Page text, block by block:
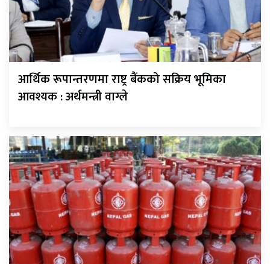
आर्थिक रूपान्तरणमा राष्ट्र बैंकको सक्रिय भूमिका
आवश्यक : अर्थमन्त्री वाग्ले